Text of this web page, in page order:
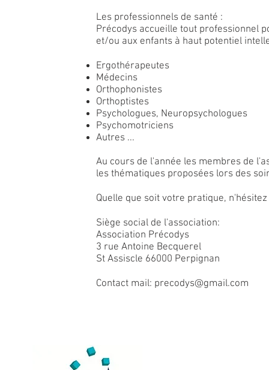
Les professionnels de santé :
Précodys accueille tout professionnel
et/ou aux enfants à haut potentiel
Ergothérapeutes
Médecins
Orthophonistes
Orthoptistes
Psychologues, Neuropsychologues
Psychomotriciens
Autres ...
Au cours de l'année les membres de
les thématiques proposées lors des
Quelle que soit votre pratique,
Siège social de l'association:
Association Précodys
3 rue Antoine Becquerel
St Assiscle 66000 Perpignan
Contact mail: precodys@gmail.com